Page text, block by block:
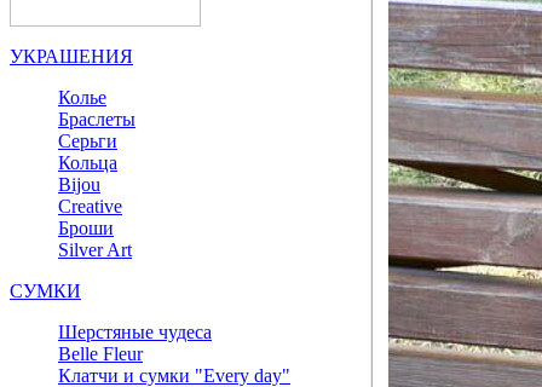
УКРАШЕНИЯ
Колье
Браслеты
Серьги
Кольца
Bijou
Сreative
Броши
Silver Art
СУМКИ
Шерстяные чудеса
Belle Fleur
Клатчи и сумки "Every day"